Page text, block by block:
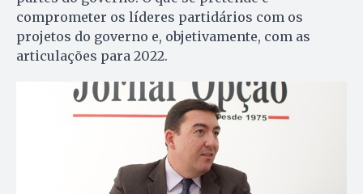
comprometer os líderes partidários com os
projetos do governo e, objetivamente, com as
articulações para 2022.